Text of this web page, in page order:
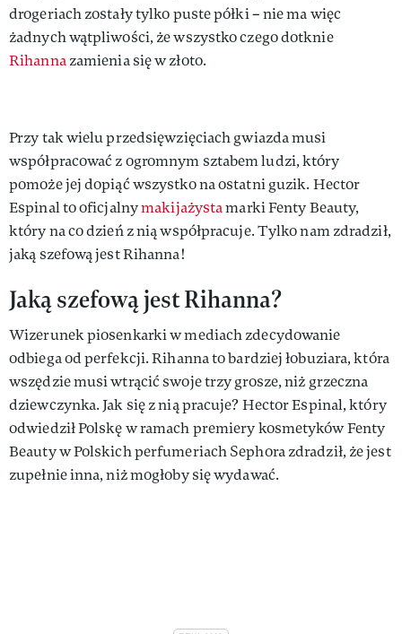
drogeriach zostały tylko puste półki – nie ma więc
żadnych wątpliwości, że wszystko czego dotknie
Rihannazamienia się w złoto.
Przy tak wielu przedsięwzięciach gwiazda musi
współpracować z ogromnym sztabem ludzi, który
pomoże jej dopiąć wszystko na ostatni guzik. Hector
Espinal to oficjalnymakijażystamarki Fenty Beauty,
który na co dzień z nią współpracuje. Tylko nam zdradził,
jaką szefową jest Rihanna!
Jaką szefową jest Rihanna?
Wizerunek piosenkarki w mediach zdecydowanie
odbiega od perfekcji. Rihanna to bardziej łobuziara, która
wszędzie musi wtrącić swoje trzy grosze, niż grzeczna
dziewczynka. Jak się z nią pracuje? Hector Espinal, który
odwiedził Polskę w ramach premiery kosmetyków Fenty
Beauty w Polskich perfumeriach Sephora zdradził, że jest
zupełnie inna, niż mogłoby się wydawać.